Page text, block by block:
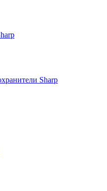
Sharp